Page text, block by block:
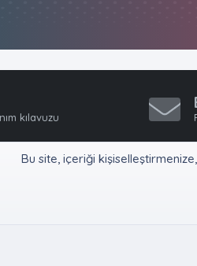
kılavuzu
Bu site, içeriği